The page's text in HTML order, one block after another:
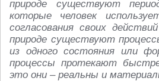
природе существуют
которые человек
согласования своих
природе существуют
из одного состояния или
процессы протекают
это они – реальны и